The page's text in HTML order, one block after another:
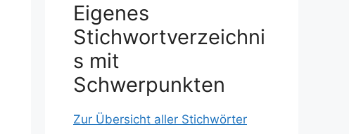
Eigenes
Stichwortverzeichni
s mit
Schwerpunkten
Zur Übersicht aller Stichwörter